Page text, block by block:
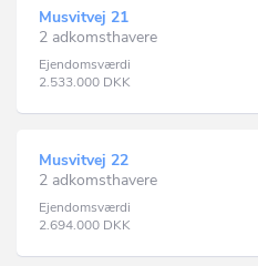
Musvitvej 21
2 adkomsthavere
Ejendomsværdi
2.533.000 DKK
Musvitvej 22
2 adkomsthavere
Ejendomsværdi
2.694.000 DKK